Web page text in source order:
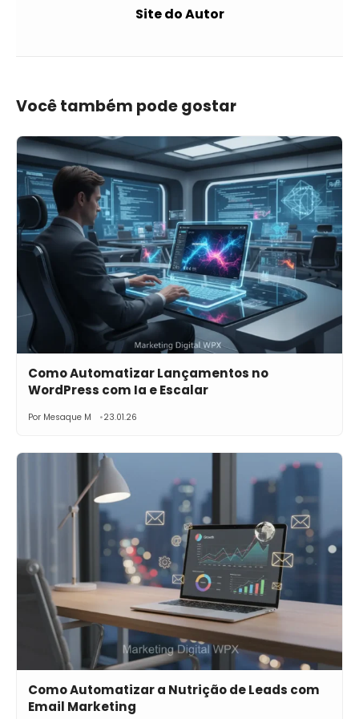
Site do Autor
Você também pode gostar
Como Automatizar Lançamentos no
WordPress com Ia e Escalar
Por Mesaque M 23.01.26
Como Automatizar a Nutrição de Leads com
Email Marketing